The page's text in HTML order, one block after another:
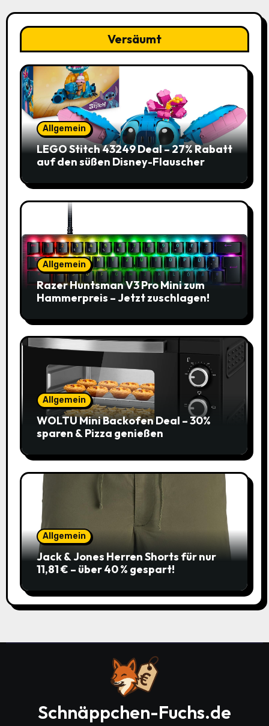
Versäumt
Allgemein
LEGO Stitch 43249 Deal – 27% Rabatt
auf den süßen Disney-Flauscher
Allgemein
Razer Huntsman V3 Pro Mini zum
Hammerpreis – Jetzt zuschlagen!
Allgemein
WOLTU Mini Backofen Deal – 30%
sparen & Pizza genießen
Allgemein
Jack & Jones Herren Shorts für nur
11,81 € – über 40 % gespart!
Schnäppchen-Fuchs.de